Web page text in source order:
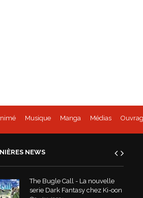
Musique Manga Médias
NEWS
The Bugle Call - La nouvelle
serie Dark Fantasy chez Ki-oon